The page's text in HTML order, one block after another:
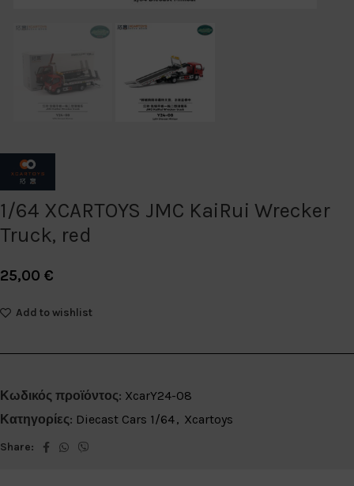
1/64 XCARTOYS JMC KaiRui Wrecker
Truck, red
25,00 €
Add to wishlist
Κωδικός προϊόντος: XcarY24-08
Κατηγορίες: Diecast Cars 1/64, Xcartoys
Share: